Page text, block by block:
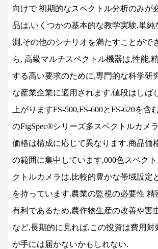
向けで 初期的なスペクトル分析のみが
品は,いくつかの基本的な教学実験,単純
測,その他のシナリオを満たすことがで
ら, 高級マルチスペクトル機器は,性能,
する高い要求のために,専門的な科学研
な産業企業に適用されます.値段はしば
上がりますFS-500,FS-600とFS-620を含
のFigSpec®シリーズ多スペクトルカメ
価格は構成に応じて異なります.商品価
の範囲に集中しています,000色スペク
クトルカメラは,比較的豊かな帯域設定
を持っています.農業の監視の必要性 精
有利であるため,農作物生産の改善や害
など,長期的に見れば,この投資は費用対
が手には届かないかもしれない.